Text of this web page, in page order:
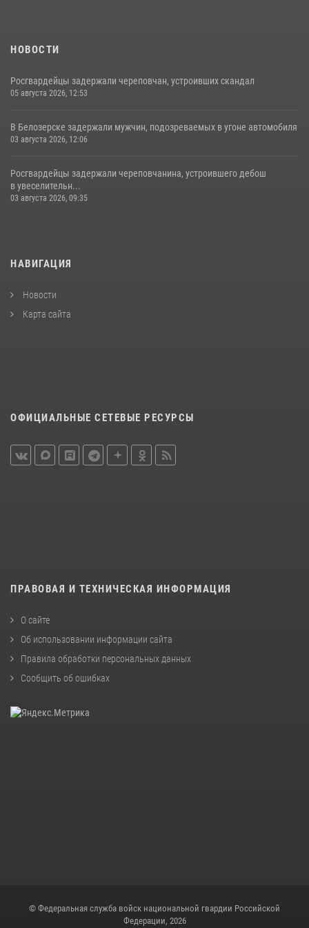
НОВОСТИ
Росгвардейцы задержали череповчан, устроивших скандал
05 августа 2026, 12:53
В Белозерске задержали мужчин, подозреваемых в угоне автомобиля
03 августа 2026, 12:06
Росгвардейцы задержали череповчанина, устроившего дебош
в увеселительн...
03 августа 2026, 09:35
НАВИГАЦИЯ
Новости
Карта сайта
ОФИЦИАЛЬНЫЕ СЕТЕВЫЕ РЕСУРСЫ
ПРАВОВАЯ И ТЕХНИЧЕСКАЯ ИНФОРМАЦИЯ
О сайте
Об использовании информации сайта
Правила обработки персональных данных
Сообщить об ошибках
© Федеральная служба войск национальной гвардии Российской
Федерации, 2026